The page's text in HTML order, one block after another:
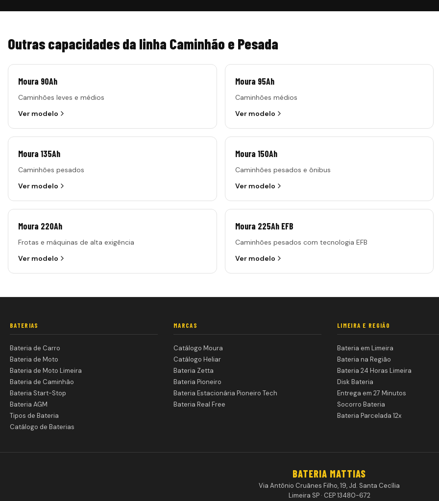
Outras capacidades da linha Caminhão e Pesada
Moura 90Ah
Caminhões leves e médios
Ver modelo
Moura 95Ah
Caminhões médios
Ver modelo
Moura 135Ah
Caminhões pesados
Ver modelo
Moura 150Ah
Caminhões pesados e ônibus
Ver modelo
Moura 220Ah
Frotas e máquinas de alta exigência
Ver modelo
Moura 225Ah EFB
Caminhões pesados com tecnologia EFB
Ver modelo
BATERIAS
Bateria de Carro
Bateria de Moto
Bateria de Moto Limeira
Bateria de Caminhão
Bateria Start-Stop
Bateria AGM
Tipos de Bateria
Catálogo de Baterias
MARCAS
Catálogo Moura
Catálogo Heliar
Bateria Zetta
Bateria Pioneiro
Bateria Estacionária Pioneiro Tech
Bateria Real Free
LIMEIRA E REGIÃO
Bateria em Limeira
Bateria na Região
Bateria 24 Horas Limeira
Disk Bateria
Entrega em 27 Minutos
Socorro Bateria
Bateria Parcelada 12x
BATERIA MATTIAS
Via Antônio Cruãnes Filho, 19, Jd. Santa Cecília
Limeira SP · CEP 13480-672